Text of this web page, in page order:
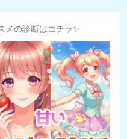
メの診断はコチラ✨